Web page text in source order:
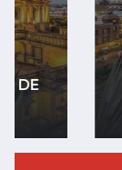
NACIONAL
Ago 07,